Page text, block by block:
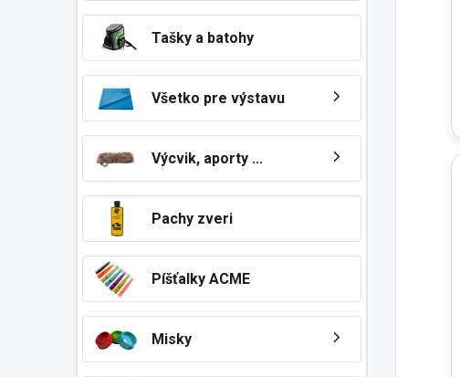
Tašky a batohy
Všetko pre výstavu
Výcvik, aporty ...
Pachy zveri
Píšťalky ACME
Misky